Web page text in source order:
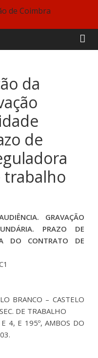
da
de
trabalho
GRAVAÇÃO
PRAZO DE
DO CONTRATO DE
BRANCO – CASTELO
DE TRABALHO
E 4, E 195º, AMBOS DO